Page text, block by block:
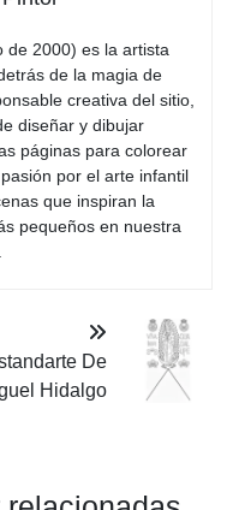
de 2000) es la artista
de la magia de
creativa del sitio,
diseñar y dibujar
páginas para colorear
por el arte infantil
que inspiran la
pequeños en nuestra
De
Hidalgo